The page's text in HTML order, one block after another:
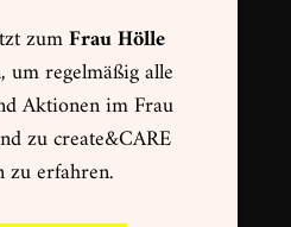
zumFrau Hölle
um regelmäßig alle
Aktionen im Frau
zu create&CARE
zu erfahren.